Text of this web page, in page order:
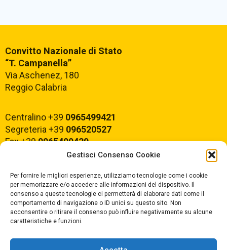
Gestisci Consenso Cookie
Per fornire le migliori esperienze, utilizziamo tecnologie come i cookie
per memorizzare e/o accedere alle informazioni del dispositivo. Il
consenso a queste tecnologie ci permetterà di elaborare dati come il
comportamento di navigazione o ID unici su questo sito. Non
acconsentire o ritirare il consenso può influire negativamente su alcune
caratteristiche e funzioni.
Convitto Nazionale di Stato
“T. Campanella”
Via Aschenez, 180
Reggio Calabria
Centralino +39 0965499421
Segreteria +39 096520527
Fax +390965499420
E-mail: rcvc010005@istruzione.it
PEC:rcvc010005@pec.istruzione.it
ORARIO DI APERTURA
Dal lunedì al Venerdì
dalle ore 07,00 alle ore 18,30